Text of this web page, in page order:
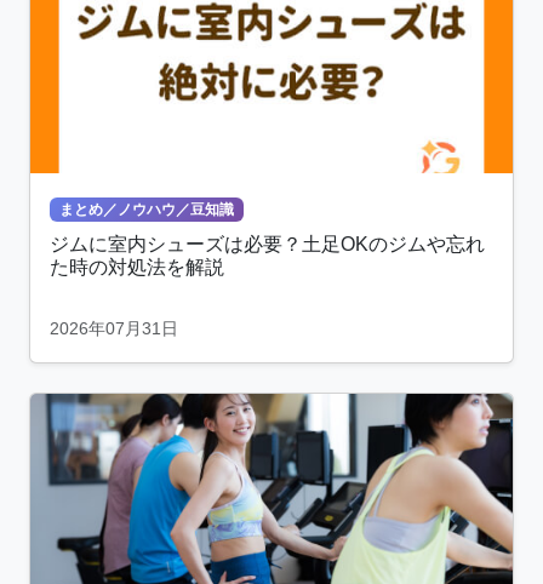
まとめ／ノウハウ／豆知識
ジムに室内シューズは必要？土足OKのジムや忘れ
た時の対処法を解説
2026年07月31日